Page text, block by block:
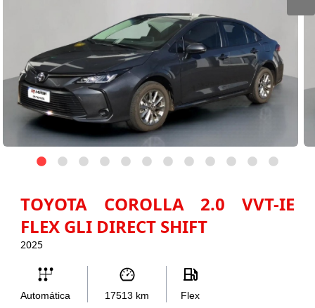
TOYOTA COROLLA 2.0 VVT-IE
FLEX GLI DIRECT SHIFT
2025
Automática 17513 km Flex